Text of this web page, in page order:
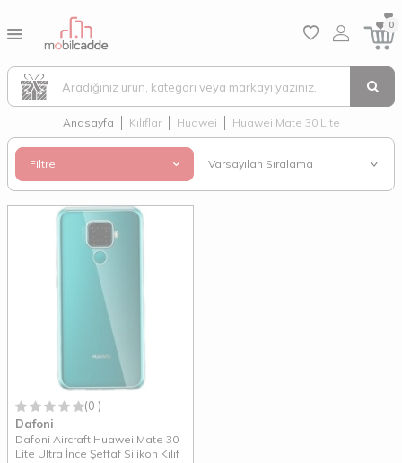
0
Anasayfa Kılıflar Huawei Huawei Mate 30 Lite
Filtre
(0 )
Dafoni
Dafoni Aircraft Huawei Mate 30
Lite Ultra İnce Şeffaf Silikon Kılıf